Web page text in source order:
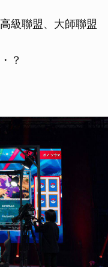
級聯盟、大師聯盟
？